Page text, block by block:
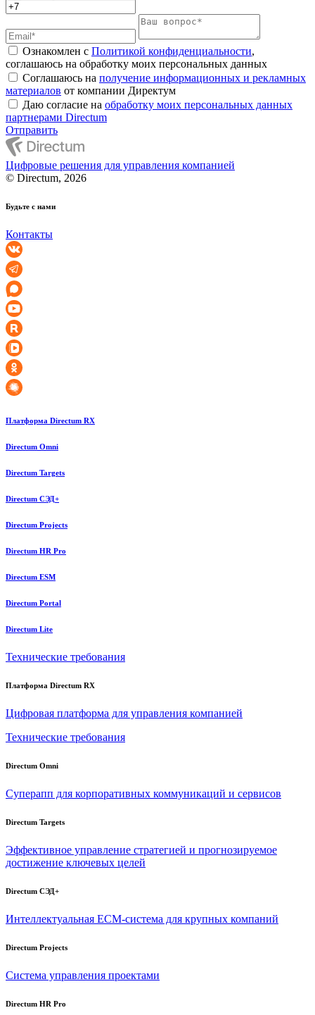
Ознакомлен с Политикой конфиденциальности,
соглашаюсь на обработку моих персональных данных
Соглашаюсь на получение информационных и рекламных
материалов от компании Директум
Даю согласие на обработку моих персональных данных
партнерами Directum
Отправить
Цифровые решения для управления компанией
© Directum, 2026
Будьте с нами
Контакты
Платформа Directum RX
Directum Omni
Directum Targets
Directum СЭД+
Directum Projects
Directum HR Pro
Directum ESM
Directum Portal
Directum Lite
Технические требования
Платформа Directum RX
Цифровая платформа для управления компанией
Технические требования
Directum Omni
Суперапп для корпоративных коммуникаций и сервисов
Directum Targets
Эффективное управление стратегией и прогнозируемое
достижение ключевых целей
Directum СЭД+
Интеллектуальная ECM-система для крупных компаний
Directum Projects
Система управления проектами
Directum HR Pro